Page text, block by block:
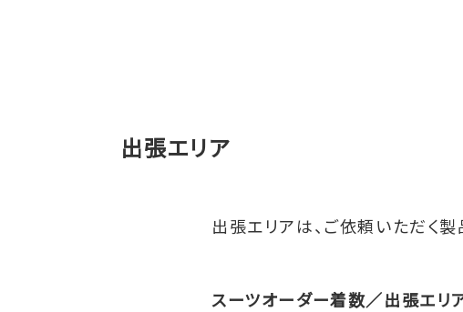
出張エリア
出張エリアは、ご依頼いただく
スーツオーダー着数／出張エリ